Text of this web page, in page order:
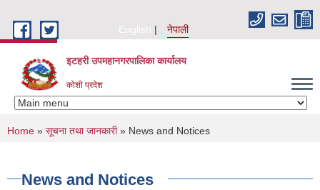
English
नेपाली
इटहरी उपमहानगरपालिका कार्यालय
कोशी प्रदेश
You are here
Home » सूचना तथा जानकारी» News and Notices
News and Notices